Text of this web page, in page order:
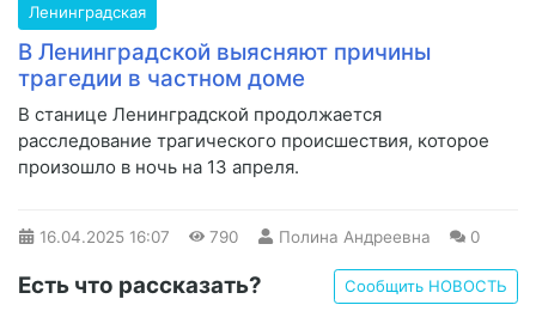
Ленинградская
В Ленинградской выясняют причины
трагедии в частном доме
В станице Ленинградской продолжается
расследование трагического происшествия, которое
произошло в ночь на 13 апреля.
16.04.2025 16:07 790 Полина Андреевна 0
Есть что рассказать? Сообщить НОВОСТЬ